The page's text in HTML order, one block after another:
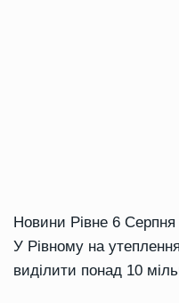
Новини Рівне 6 Серпня
У Рівному на
виділити понад 10